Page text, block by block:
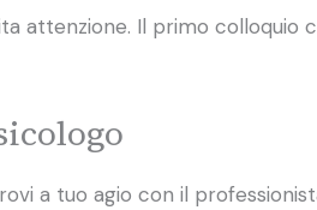
Il primo colloquio
a tuo agio con il